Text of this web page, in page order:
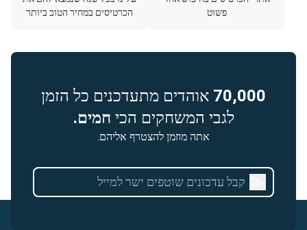
פשוט
הכרטיסים במחיר הטוב ביותר
70,000 אוהדים מתעדכנים כל הזמן
לגבי המשחקים הכי חמים.
אתה מוזמן להצטרף אליהם.